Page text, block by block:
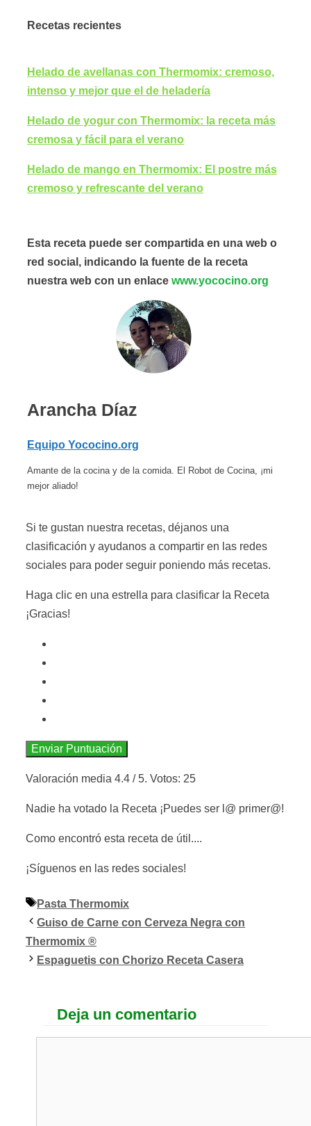
Recetas recientes
Helado de avellanas con Thermomix: cremoso,
intenso y mejor que el de heladería
Helado de yogur con Thermomix: la receta más
cremosa y fácil para el verano
Helado de mango en Thermomix: El postre más
cremoso y refrescante del verano
Esta receta puede ser compartida en una web o
red social, indicando la fuente de la receta
nuestra web con un enlace www.yococino.org
Arancha Díaz
Equipo Yococino.org
Amante de la cocina y de la comida. El Robot de Cocina, ¡mi
mejor aliado!
Si te gustan nuestra recetas, déjanos una
clasificación y ayudanos a compartir en las redes
sociales para poder seguir poniendo más recetas.
Haga clic en una estrella para clasificar la Receta
¡Gracias!
Enviar Puntuación
Valoración media 4.4 / 5. Votos: 25
Nadie ha votado la Receta ¡Puedes ser l@ primer@!
Como encontró esta receta de útil....
¡Síguenos en las redes sociales!
Etiquetas
Pasta Thermomix
Guiso de Carne con Cerveza Negra con
Thermomix ®
Espaguetis con Chorizo Receta Casera
Deja un comentario